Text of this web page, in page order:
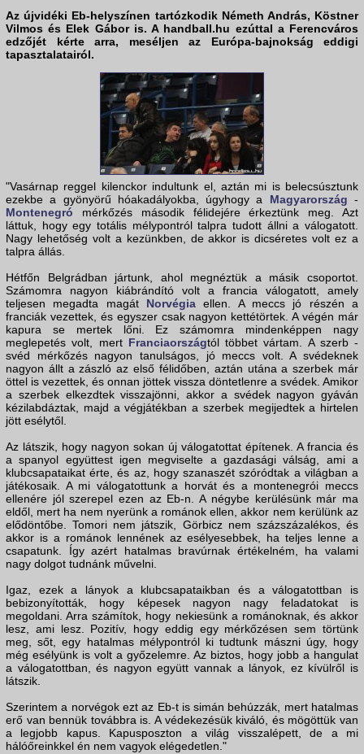
Az újvidéki Eb-helyszínen tartózkodik Németh András, Köstner
Vilmos és Elek Gáboris. A handball.hu ezúttal a Ferencváros
edzőjét kérte arra, meséljen az Európa-bajnokság eddigi
tapasztalatairól.
"Vasárnap reggel kilenckor indultunk el, aztán mi is belecsúsztunk
ezekbe a gyönyörű hóakadályokba, úgyhogy a Magyarország -
Montenegró mérkőzés második félidejére érkeztünk meg. Azt
láttuk, hogy egy totális mélypontról talpra tudott állni a válogatott.
Nagy lehetőség volt a kezünkben, de akkor is dicséretes volt ez a
talpra állás.
Hétfőn Belgrádban jártunk, ahol megnéztük a másik csoportot.
Számomra nagyon kiábrándító volt a francia válogatott, amely
teljesen megadta magát Norvégia ellen. A meccs jó részén a
franciák vezettek, és egyszer csak nagyon kettétörtek. A végén már
kapura se mertek lőni. Ez számomra mindenképpen nagy
meglepetés volt, mert Franciaországtól többet vártam. A szerb -
svéd mérkőzés nagyon tanulságos, jó meccs volt. A svédeknek
nagyon állt a zászló az első félidőben, aztán utána a szerbek már
öttel is vezettek, és onnan jöttek vissza döntetlenre a svédek. Amikor
a szerbek elkezdtek visszajönni, akkor a svédek nagyon gyáván
kézilabdáztak, majd a végjátékban a szerbek megijedtek a hirtelen
jött esélytől.
Az látszik, hogy nagyon sokan új válogatottat építenek. A francia és
a spanyol együttest igen megviselte a gazdasági válság, ami a
klubcsapataikat érte, és az, hogy szanaszét szóródtak a világban a
játékosaik. A mi válogatottunk a horvát és a montenegrói meccs
ellenére jól szerepel ezen az Eb-n. A négybe kerülésünk már ma
eldől, mert ha nem nyerünk a románok ellen, akkor nem kerülünk az
elődöntőbe. Tomori nem játszik, Görbicz nem százszázalékos, és
akkor is a románok lennének az esélyesebbek, ha teljes lenne a
csapatunk. Így azért hatalmas bravúrnak értékelném, ha valami
nagy dolgot tudnánk művelni.
Igaz, ezek a lányok a klubcsapataikban és a válogatottban is
bebizonyították, hogy képesek nagyon nagy feladatokat is
megoldani. Arra számítok, hogy nekiesünk a románoknak, és akkor
lesz, ami lesz. Pozitív, hogy eddig egy mérkőzésen sem törtünk
meg, sőt, egy hatalmas mélypontról ki tudtunk mászni úgy, hogy
még esélyünk is volt a győzelemre. Az biztos, hogy jobb a hangulat
a válogatottban, és nagyon együtt vannak a lányok, ez kívülről is
látszik.
Szerintem a norvégok ezt az Eb-t is simán behúzzák, mert hatalmas
erő van bennük továbbra is. A védekezésük kiváló, és mögöttük van
a legjobb kapus. Kapusposzton a világ visszalépett, de a mi
hálóőreinkkel én nem vagyok elégedetlen."